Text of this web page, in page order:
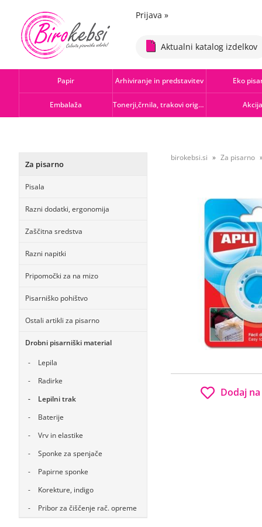
Prijava »
Aktualni katalog izdelkov
Papir Arhiviranje in predstavitev Eko
Embalaža Tonerji,črnila, trakovi orig.-rec. Akcija
Za pisarno
Pisala
Razni dodatki, ergonomija
Zaščitna sredstva
Razni napitki
Pripomočki za na mizo
Pisarniško pohištvo
Ostali artikli za pisarno
Drobni pisarniški material
Lepila
Radirke
Lepilni trak
Baterije
Vrv in elastike
Sponke za spenjače
Papirne sponke
Korekture, indigo
Pribor za čiščenje rač. opreme
birokebsi.si Za pisarno
Dodaj